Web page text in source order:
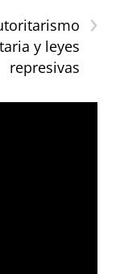
›
y leyes
represivas